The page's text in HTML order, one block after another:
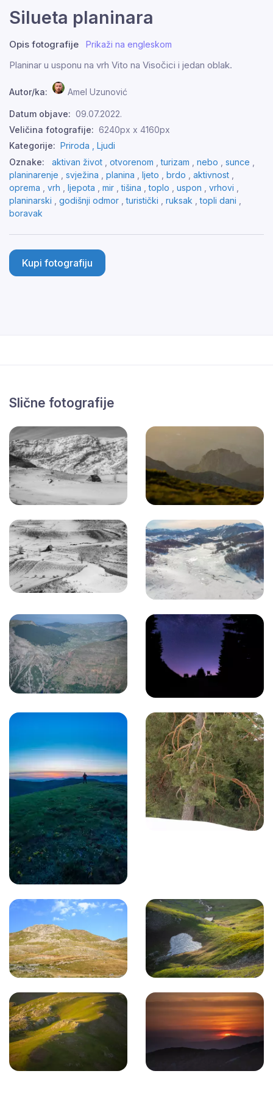
Silueta planinara
Opis fotografije Prikaži na engleskom
Planinar u usponu na vrh Vito na Visočici i jedan oblak.
Autor/ka: Amel Uzunović
Datum objave: 09.07.2022.
Veličina fotografije: 6240px x 4160px
Kategorije: Priroda , Ljudi
Oznake:
aktivan život otvorenom ,turizam nebo sunce
planinarenje
svježina planina ljeto brdo aktivnost
oprema
vrh ljepota mir ,tišina ,toplo uspon vrhovi
planinarski
godišnji odmor ,turistički ruksak ,topli dani
boravak
Kupi fotografiju
Slične fotografije